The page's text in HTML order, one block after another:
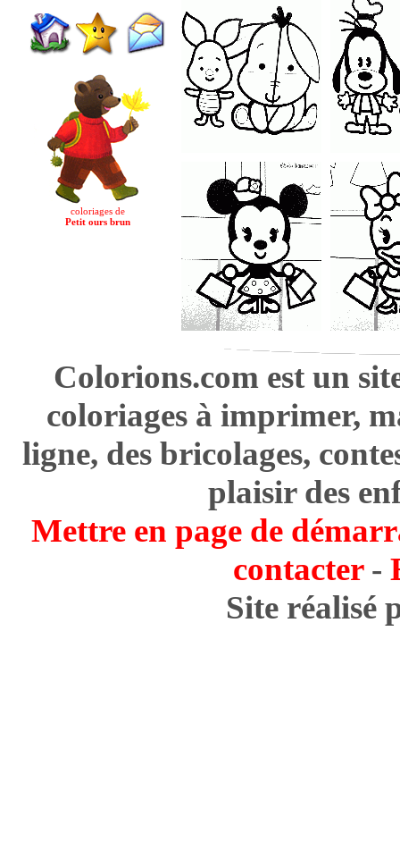
coloriages de
Petit ours brun
Colorions.com est un
coloriages à imprimer,
ligne, des bricolages,
plaisir des
Mettre en page de
contacter-
Site réalisé